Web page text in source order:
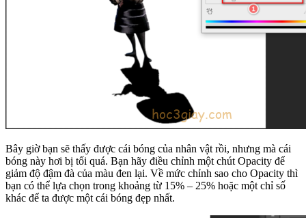
Bây giờ bạn sẽ thấy được cái bóng của nhân vật rồi, nhưng mà cái
bóng này hơi bị tối quá. Bạn hãy điều chỉnh một chút Opacity để
giảm độ đậm đà của màu đen lại. Về mức chỉnh sao cho Opacity thì
bạn có thể lựa chọn trong khoảng từ 15% – 25% hoặc một chỉ số
khác để ta được một cái bóng đẹp nhất.